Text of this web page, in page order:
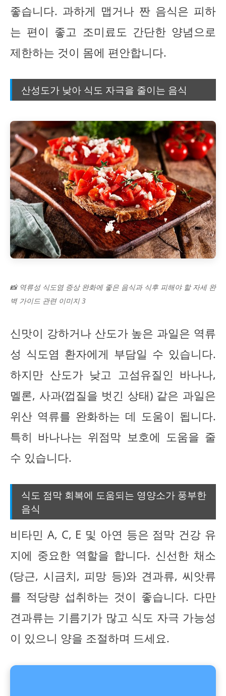
좋습니다. 과하게 맵거나 짠 음식은 피하
는 편이 좋고 조미료도 간단한 양념으로
제한하는 것이 몸에 편안합니다.
산성도가 낮아 식도 자극을 줄이는 음식
📸 역류성 식도염 증상 완화에 좋은 음식과 식후 피해야 할 자세 완
벽 가이드 관련 이미지 3
신맛이 강하거나 산도가 높은 과일은 역류
성 식도염 환자에게 부담일 수 있습니다.
하지만 산도가 낮고 고섬유질인 바나나,
멜론, 사과(껍질을 벗긴 상태) 같은 과일은
위산 역류를 완화하는 데 도움이 됩니다.
특히 바나나는 위점막 보호에 도움을 줄
수 있습니다.
식도 점막 회복에 도움되는 영양소가 풍부한
음식
비타민 A, C, E 및 아연 등은 점막 건강 유
지에 중요한 역할을 합니다. 신선한 채소
(당근, 시금치, 피망 등)와 견과류, 씨앗류
를 적당량 섭취하는 것이 좋습니다. 다만
견과류는 기름기가 많고 식도 자극 가능성
이 있으니 양을 조절하며 드세요.